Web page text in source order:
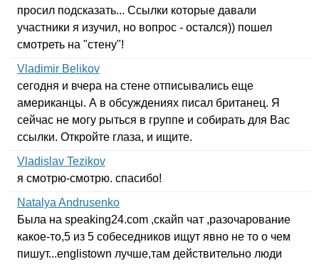
просил подсказать... Ссылки которые давали
участники я изучил, но вопрос - остался)) пошел
смотреть на "стену"!
Vladimir Belikov
сегодня и вчера на стене отписывались еще
американцы. А в обсуждениях писал британец. Я
сейчас не могу рыться в группе и собирать для Вас
ссылки. Откройте глаза, и ищите.
Vladislav Tezikov
я смотрю-смотрю. спасибо!
Natalya Andrusenko
Была на speaking24.com ,скайп чат ,разочарование
какое-то,5 из 5 собеседников ищут явно не то о чем
пишут...englistown лучше,там действительно люди